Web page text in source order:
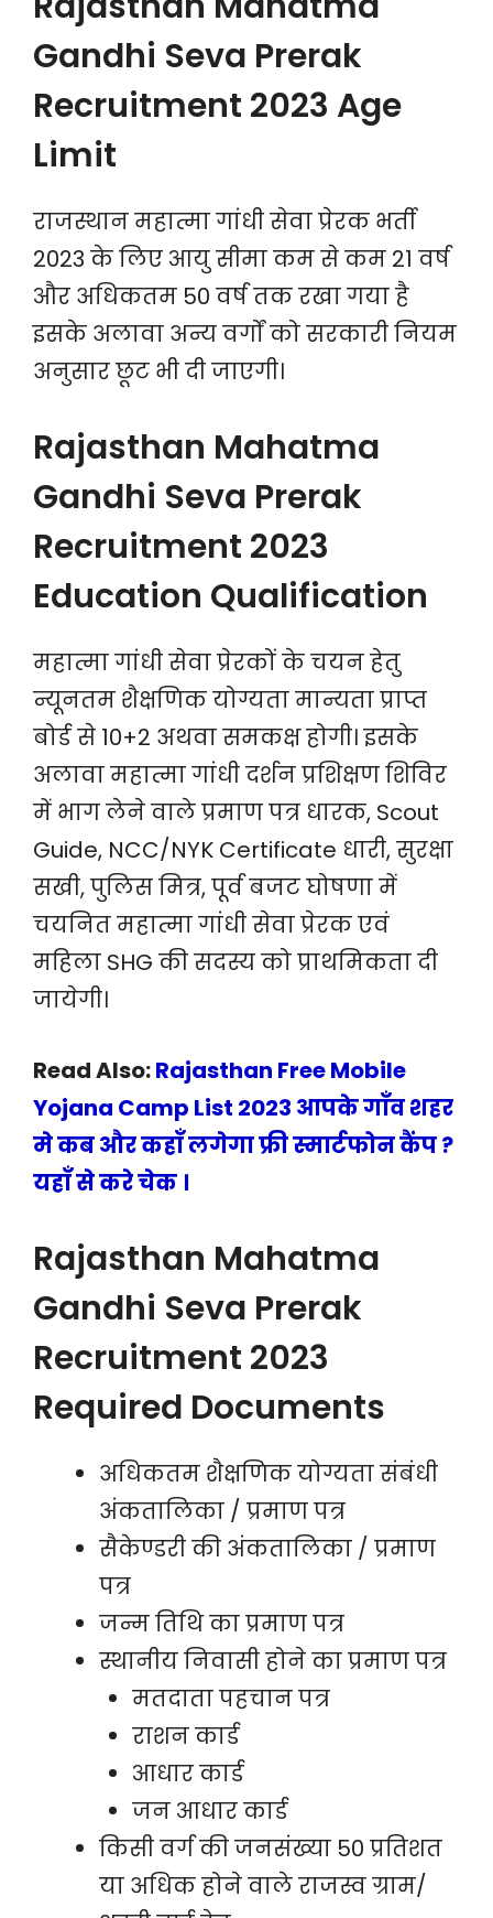
Gandhi Seva Prerak
Recruitment 2023 Age
Limit
राजस्थान महात्मा गांधी सेवा प्रेरक भर्ती
2023 के लिए आयु सीमा कम से कम 21 वर्ष
और अधिकतम 50 वर्ष तक रखा गया है
इसके अलावा अन्य वर्गों को सरकारी नियम
अनुसार छूट भी दी जाएगी।
Rajasthan Mahatma
Gandhi Seva Prerak
Recruitment 2023
Education Qualification
महात्मा गांधी सेवा प्रेरकों के चयन हेतु
न्यूनतम शैक्षणिक योग्यता मान्यता प्राप्त
बोर्ड से 10+2 अथवा समकक्ष होगी। इसके
अलावा महात्मा गांधी दर्शन प्रशिक्षण शिविर
में भाग लेने वाले प्रमाण पत्र धारक, Scout
Guide, NCC/NYK Certificate धारी, सुरक्षा
सखी, पुलिस मित्र, पूर्व बजट घोषणा में
चयनित महात्मा गांधी सेवा प्रेरक एवं
महिला SHG की सदस्य को प्राथमिकता दी
जायेगी।
Read Also:Rajasthan Free Mobile
Yojana Camp List 2023 आपके गाँव शहर
मे कब और कहाँ लगेगा फ्री स्मार्टफोन कैंप ?
यहाँ से करे चेक ।
Rajasthan Mahatma
Gandhi Seva Prerak
Recruitment 2023
Required Documents
अधिकतम शैक्षणिक योग्यता संबंधी
अंकतालिका / प्रमाण पत्र
सैकेण्डरी की अंकतालिका / प्रमाण
पत्र
जन्म तिथि का प्रमाण पत्र
स्थानीय निवासी होने का प्रमाण पत्र
मतदाता पहचान पत्र
राशन कार्ड
आधार कार्ड
जन आधार कार्ड
किसी वर्ग की जनसंख्या 50 प्रतिशत
या अधिक होने वाले राजस्व ग्राम/